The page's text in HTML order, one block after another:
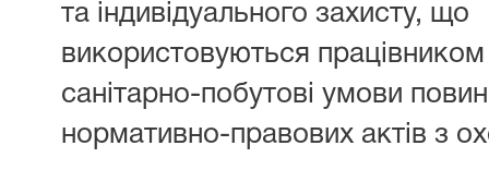
та індивідуального захисту, що
використовуються
санітарно-побутові умови
нормативно-правових актів з